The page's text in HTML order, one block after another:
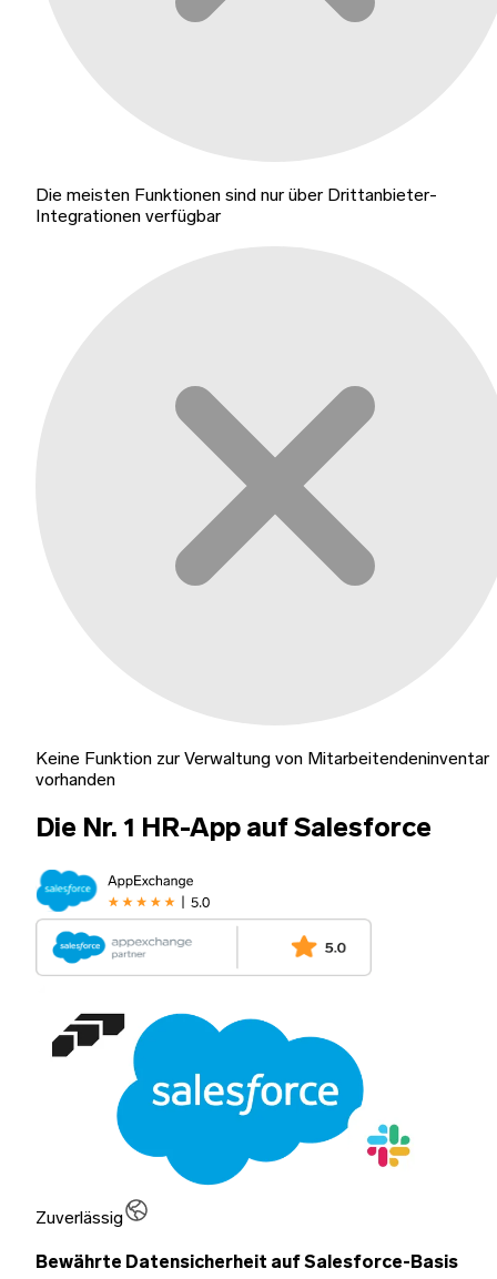
Die meisten Funktionen sind nur über Drittanbieter-
Integrationen verfügbar
Keine Funktion zur Verwaltung von Mitarbeitendeninventar
vorhanden
Die Nr. 1 HR-App auf Salesforce
Zuverlässig
Bewährte Datensicherheit auf Salesforce-Basis